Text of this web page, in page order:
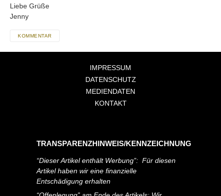
Liebe Grüße
Jenny
KOMMENTAR
IMPRESSUM
DATENSCHUTZ
MEDIENDATEN
KONTAKT
TRANSPARENZHINWEIS/KENNZEICHNUNG
“Dieser Artikel enthält Werbung”: Für diesen
Artikel haben wir eine finanzielle
Entschädigung erhalten